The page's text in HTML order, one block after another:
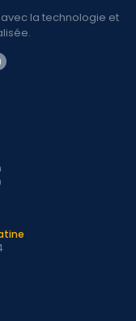
la technologie et